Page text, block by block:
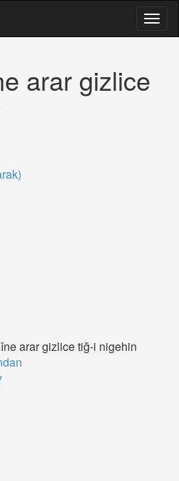
arar gizlice
arar gizlice tiğ-i nigehin